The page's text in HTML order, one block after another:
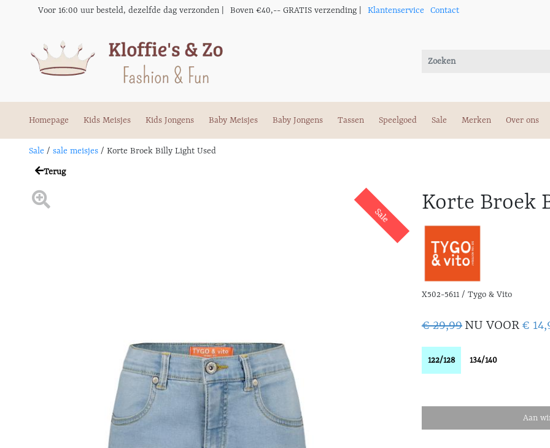
Voor 16:00 uur besteld, dezelfde dag verzonden | Boven €40,-- GRATIS verzending | Klantenservice Contact
Homepage Kids Meisjes Kids Jongens Baby Meisjes Baby Jongens Tassen Speelgoed Sale Merken Over ons
Sale / sale meisjes / Korte Broek Billy Light Used
Terug
Sale Korte Broek
X502-5611 / Tygo & Vito
€ 29,99 NU VOOR €
122/128 134/140
Aan